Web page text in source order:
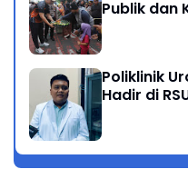
Publik dan
Poliklinik
Hadir di